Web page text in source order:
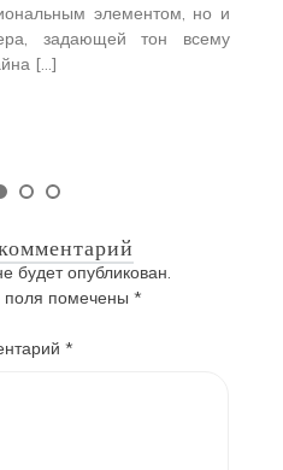
элементом, но и
задающей тон всему
[…]
будет опубликован.
помечены *
*